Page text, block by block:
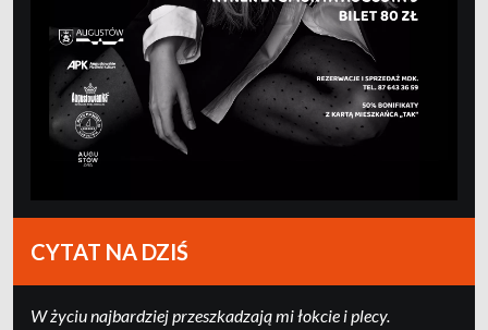
CYTAT NA DZIŚ
W życiu najbardziej przeszkadzają mi łokcie i plecy.